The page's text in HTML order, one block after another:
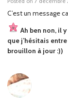
C’est un message
Ah ben non, il
que j’hésitais
brouillon à jour :))